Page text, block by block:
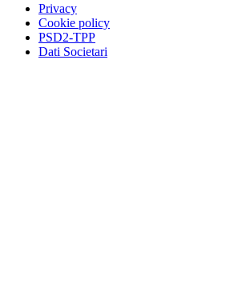
Privacy
Cookie policy
PSD2-TPP
Dati Societari